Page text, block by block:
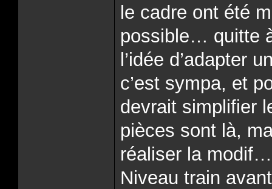
le cadre ont été
possible… quitte
l’idée d’adapter
c’est sympa, et
devrait simplifier
pièces sont là,
réaliser la modif…
Niveau train